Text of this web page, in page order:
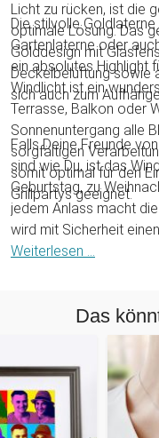
Licht zu rücken, ist die
optimale Lösung. Das
Golddesign mit
Deckelbelüftung sowie
sich auch zum
Die stilvolle
Gartenlaterne oder
ein absolutes Highlight
Windlicht ist ein
Terrasse, Balkon oder
Sonnenuntergang alle
sorgfältigen
somit optimal für den
Grillpartys geeignet.
Falls Deine Freunde
sind wie Du, ist das
Geburtstag, zu
jedem Anlass macht
wird mit Sicherheit
Beschenkten erhalten.
Weiterlesen ...
Das